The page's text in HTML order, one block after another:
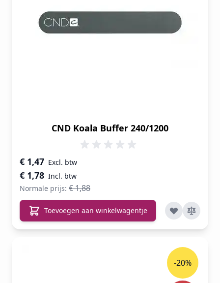
CND Koala Buffer 240/1200
Speciale prijs
€ 1,78
€ 1,47
Normale prijs: € 1,88
Toevoegen aan winkelwagentje
-20%